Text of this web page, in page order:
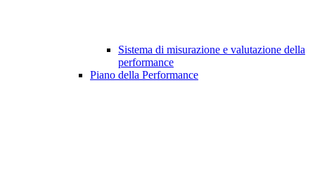
Sistema di misurazione e valutazione della
performance
Piano della Performance